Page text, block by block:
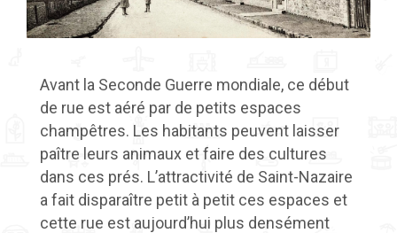
Avant la Seconde Guerre mondiale, ce début
de rue est aéré par de petits espaces
champêtres. Les habitants peuvent laisser
paître leurs animaux et faire des cultures
dans ces prés. L’attractivité de Saint-Nazaire
a fait disparaître petit à petit ces espaces et
cette rue est aujourd’hui plus densément